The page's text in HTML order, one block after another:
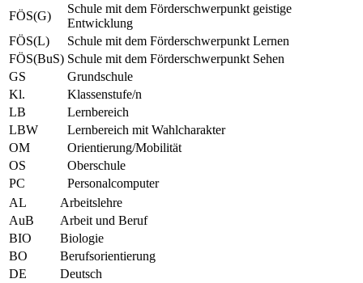
FÖS(G)
Schule mit dem Förderschwerpunkt geistige
Entwicklung
FÖS(L)
Schule mit dem Förderschwerpunkt Lernen
FÖS(BuS) Schule mit dem Förderschwerpunkt Sehen
GS
Grundschule
Kl.
Klassenstufe/n
LB
Lernbereich
LBW
Lernbereich mit Wahlcharakter
OM
Orientierung/Mobilität
OS
Oberschule
PC
Personalcomputer
AL
Arbeitslehre
AuB
Arbeit und Beruf
BIO
Biologie
BO
Berufsorientierung
DE
Deutsch